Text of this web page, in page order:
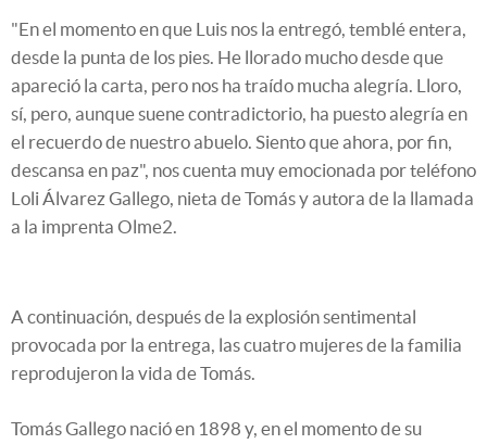
"En el momento en que Luis nos la entregó, temblé entera,
desde la punta de los pies. He llorado mucho desde que
apareció la carta, pero nos ha traído mucha alegría. Lloro,
sí, pero, aunque suene contradictorio, ha puesto alegría en
el recuerdo de nuestro abuelo. Siento que ahora, por fin,
descansa en paz", nos cuenta muy emocionada por teléfono
Loli Álvarez Gallego, nieta de Tomás y autora de la llamada
a la imprenta Olme2.
A continuación, después de la explosión sentimental
provocada por la entrega, las cuatro mujeres de la familia
reprodujeron la vida de Tomás.
Tomás Gallego nació en 1898 y, en el momento de su